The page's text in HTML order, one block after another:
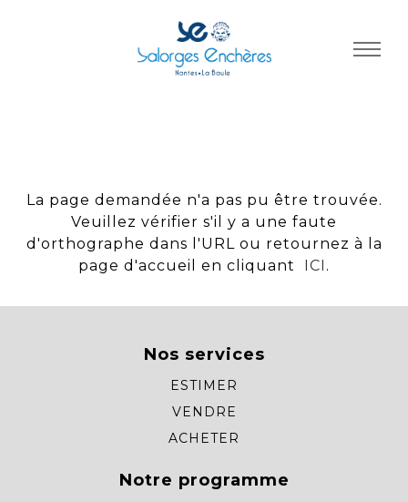
La page demandée n'a pas pu être trouvée.
Veuillez vérifier s'il y a une faute
d'orthographe dans l'URL ou retournez à la
page d'accueil en cliquant
ICI .
Nos services
ESTIMER
VENDRE
ACHETER
Notre programme